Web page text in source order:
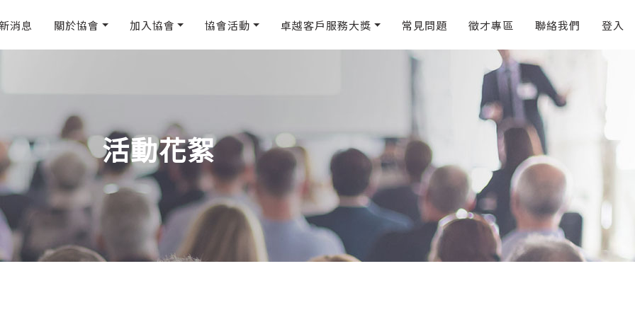
消息 關於協會 加入協會 協會活動 卓越客戶服務大獎 常見問題 徵才專區 聯絡我們 登入
活動花絮